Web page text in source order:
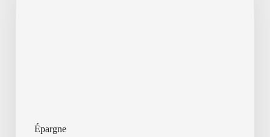
Épargne